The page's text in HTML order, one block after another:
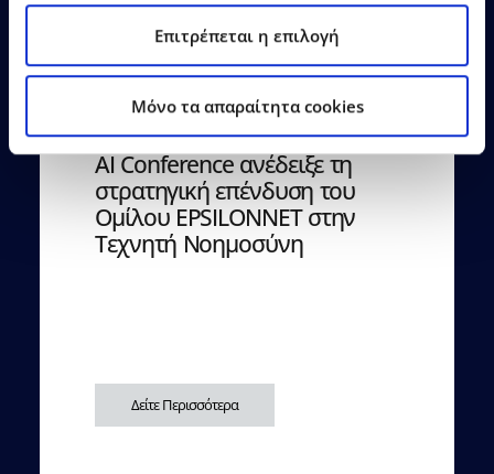
Επιτρέπεται η επιλογή
Mόνο τα απαραίτητα cookies
22.06.2026 Δελτία Τύπου
EPSILON SINGULARLOGIC: Ως
Χρυσός Χορηγός στο Agentic
AI Conference ανέδειξε τη
στρατηγική επένδυση του
Ομίλου EPSILONNET στην
Τεχνητή Νοημοσύνη
Δείτε Περισσότερα